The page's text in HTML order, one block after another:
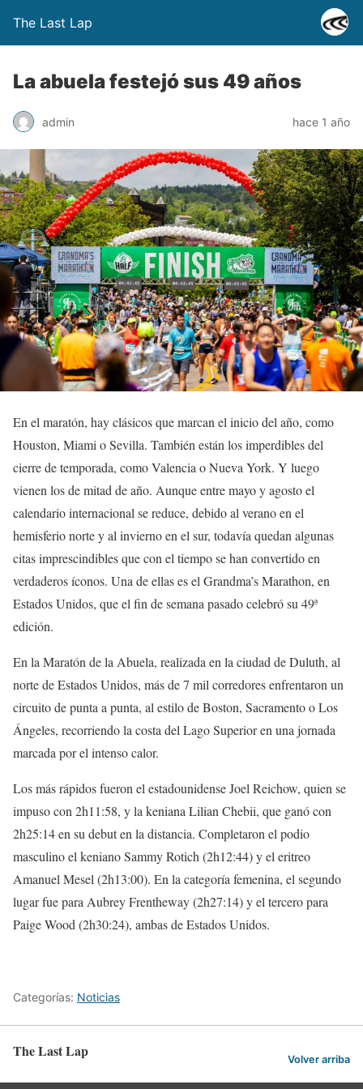
The Last Lap
La abuela festejó sus 49 años
admin hace 1 año
En el maratón, hay clásicos que marcan el inicio del año, como
Houston, Miami o Sevilla. También están los imperdibles del
cierre de temporada, como Valencia o Nueva York. Y luego
vienen los de mitad de año. Aunque entre mayo y agosto el
calendario internacional se reduce, debido al verano en el
hemisferio norte y al invierno en el sur, todavía quedan algunas
citas imprescindibles que con el tiempo se han convertido en
verdaderos íconos. Una de ellas es el Grandma’s Marathon, en
Estados Unidos, que el fin de semana pasado celebró su 49ª
edición.
En la Maratón de la Abuela, realizada en la ciudad de Duluth, al
norte de Estados Unidos, más de 7 mil corredores enfrentaron un
circuito de punta a punta, al estilo de Boston, Sacramento o Los
Ángeles, recorriendo la costa del Lago Superior en una jornada
marcada por el intenso calor.
Los más rápidos fueron el estadounidense Joel Reichow, quien se
impuso con 2h11:58, y la keniana Lilian Chebii, que ganó con
2h25:14 en su debut en la distancia. Completaron el podio
masculino el keniano Sammy Rotich (2h12:44) y el eritreo
Amanuel Mesel (2h13:00). En la categoría femenina, el segundo
lugar fue para Aubrey Frentheway (2h27:14) y el tercero para
Paige Wood (2h30:24), ambas de Estados Unidos.
Categorías: Noticias
The Last Lap Volver arriba